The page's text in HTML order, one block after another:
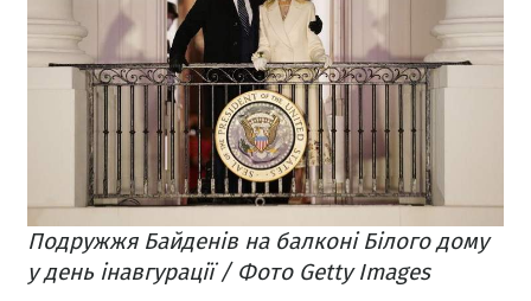
Подружжя Байденів на балконі Білого дому
у день інавгурації / Фото Getty Images